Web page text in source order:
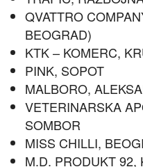
QVATTRO
BEOGRAD)
KTK – KOMERC,
PINK, SOPOT
MALBORO,
VETERINARSKA
SOMBOR
MISS CHILLI,
M.D. PRODUKT 92,